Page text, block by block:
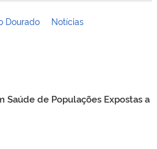
Dourado Notícias
Saúde de Populações Expostas a